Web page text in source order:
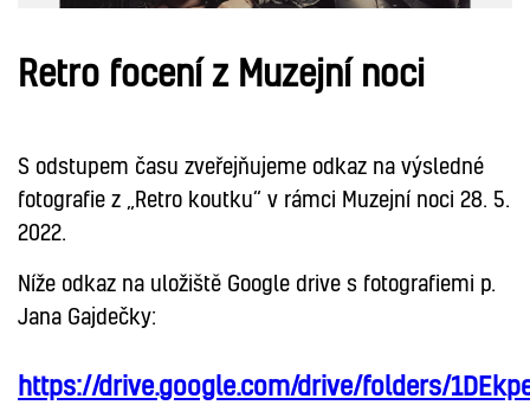
Retro focení z Muzejní noci
S odstupem času zveřejňujeme odkaz na výsledné
fotografie z „Retro koutku“ v rámci Muzejní noci 28. 5.
2022.
Níže odkaz na uložiště Google drive s fotografiemi p.
Jana Gajdečky:
https://drive.google.com/drive/folders/